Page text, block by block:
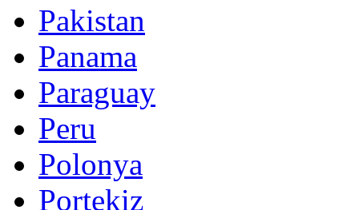
Pakistan
Panama
Paraguay
Peru
Polonya
Portekiz